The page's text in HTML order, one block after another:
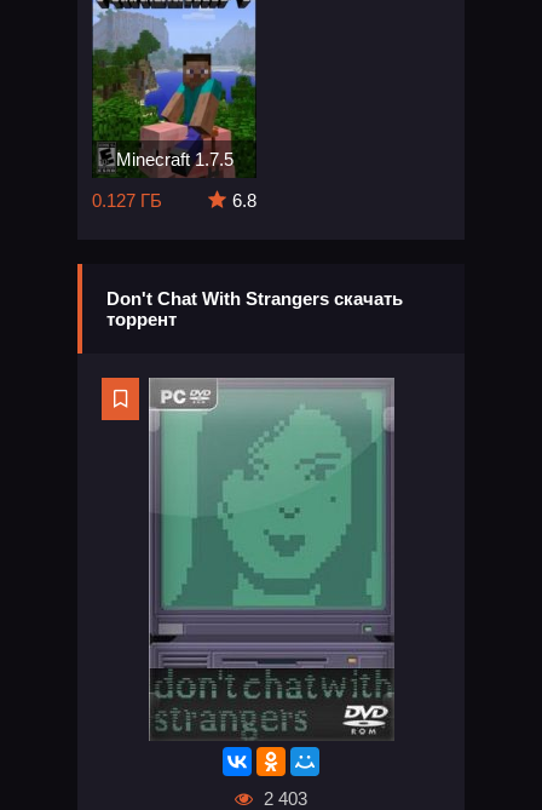
Minecraft 1.7.5
0.127 ГБ
6.8
Don't Chat With Strangers скачать
торрент
2 403